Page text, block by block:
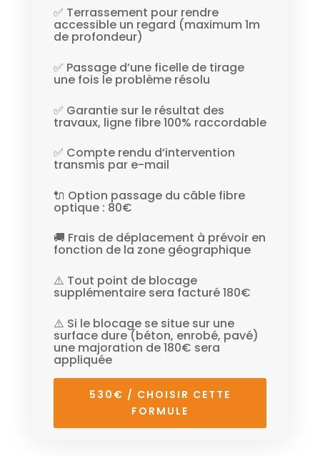
✅ Terrassement pour rendre
accessible un regard (maximum 1m
de profondeur)
✅ Passage d’une ficelle de tirage
une fois le problème résolu
✅ Garantie sur le résultat des
travaux, ligne fibre 100% raccordable
✅ Compte rendu d’intervention
transmis par e-mail
🔌 Option passage du câble fibre
optique : 80€
🚚 Frais de déplacement à prévoir en
fonction de la zone géographique
⚠️ Tout point de blocage
supplémentaire sera facturé 180€
⚠️ Si le blocage se situe sur une
surface dure (béton, enrobé, pavé)
une majoration de 180€ sera
appliquée
530€ / CHOISIR CETTE
FORMULE